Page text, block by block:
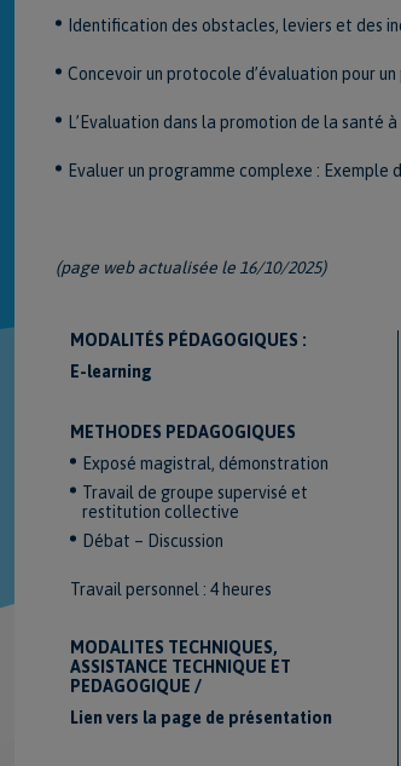
Identification des obstacles, leviers et des
Concevoir un protocole d’évaluation pour
L’Evaluation dans la promotion de la santé
Evaluer un programme complexe : Exemple
(page web actualisée le 16/10/2025)
MODALITÉS PÉDAGOGIQUES :
E-learning
METHODES PEDAGOGIQUES
Exposé magistral, démonstration
Travail de groupe supervisé et
restitution collective
Débat – Discussion
Travail personnel : 4 heures
MODALITES TECHNIQUES,
ASSISTANCE TECHNIQUE ET
PEDAGOGIQUE /
Lien vers la page de présentation